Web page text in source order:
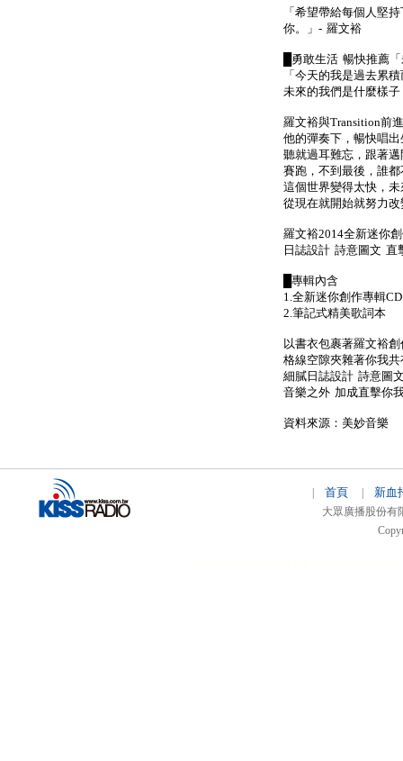
「希望帶給每個人堅
你。」- 羅文裕
█勇敢生活 暢快推薦
「今天的我是過去累
未來的我們是什麼樣
羅文裕與Transition前
他的彈奏下，暢快唱
聽就過耳難忘，跟著
賽跑，不到最後，誰
這個世界變得太快，
從現在就開始就努力
羅文裕2014全新迷你
日誌設計 詩意圖文 直
█專輯內含
1.全新迷你創作專輯
2.筆記式精美歌詞本
以書衣包裹著羅文裕
格線空隙夾雜著你我
細膩日誌設計 詩意圖
音樂之外 加成直擊你
資料來源：美妙音樂
首頁 新血
大眾廣播股份有